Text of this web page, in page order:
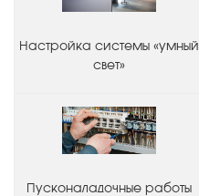
Настройка системы «умный
свет»
Пусконаладочные работы